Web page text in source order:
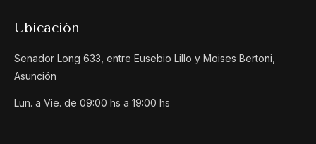
Ubicación
Senador Long 633, entre Eusebio Lillo y Moises Bertoni,
Asunción
Lun. a Vie. de 09:00 hs a 19:00 hs